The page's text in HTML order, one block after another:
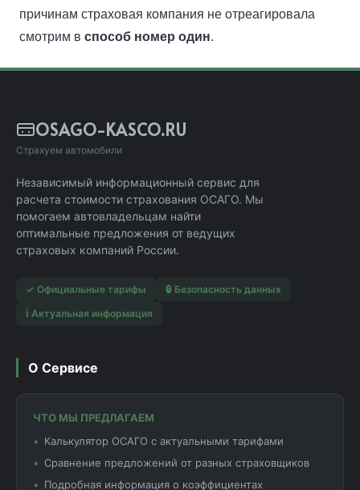
причинам страховая компания не отреагировала
смотрим в способ номер один.
OSAGO-KASCO.RU
Страхуем автомобили
Независимый информационный сервис для
расчета стоимости страхования ОСАГО. Мы
помогаем автовладельцам найти
оптимальные предложения от ведущих
страховых компаний России.
✓ Официальные тарифы
🔒 Безопасность данных
ℹ️ Актуальная информация
О Сервисе
ЧТО МЫ ПРЕДЛАГАЕМ
Калькулятор ОСАГО с актуальными тарифами
Сравнение предложений от разных страховщиков
Подробная информация о коэффициентах